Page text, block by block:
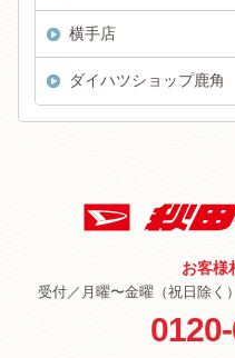
横手店
ダイハツショップ鹿角
お客様
受付／月曜〜金曜（祝日除く